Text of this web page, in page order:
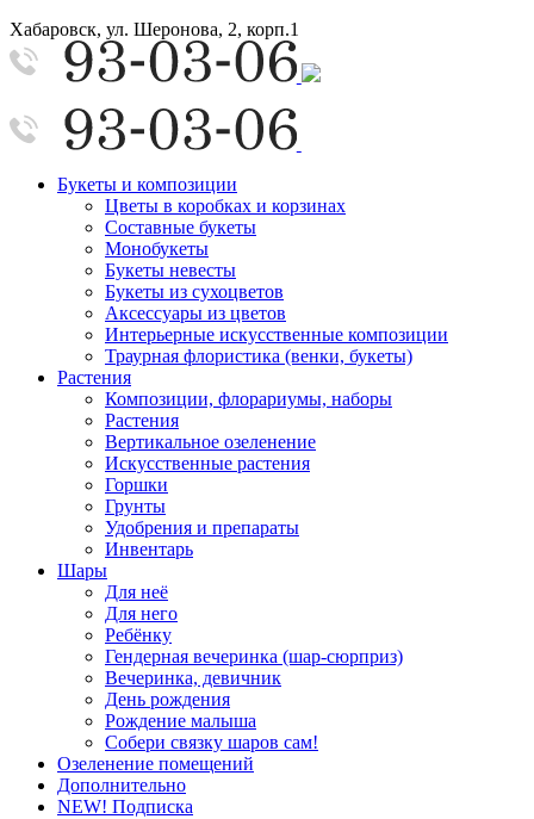
Хабаровск, ул. Шеронова, 2, корп.1
Букеты и композиции
Цветы в коробках и корзинах
Составные букеты
Монобукеты
Букеты невесты
Букеты из сухоцветов
Аксессуары из цветов
Интерьерные искусственные композиции
Траурная флористика (венки, букеты)
Растения
Композиции, флорариумы, наборы
Растения
Вертикальное озеленение
Искусственные растения
Горшки
Грунты
Удобрения и препараты
Инвентарь
Шары
Для неё
Для него
Ребёнку
Гендерная вечеринка (шар-сюрприз)
Вечеринка, девичник
День рождения
Рождение малыша
Собери связку шаров сам!
Озеленение помещений
Дополнительно
NEW! Подписка